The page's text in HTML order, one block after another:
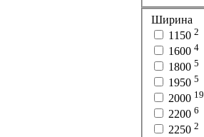
Ширина
1150 2
1600 4
1800 5
1950 5
2000 19
2200 6
2250 2